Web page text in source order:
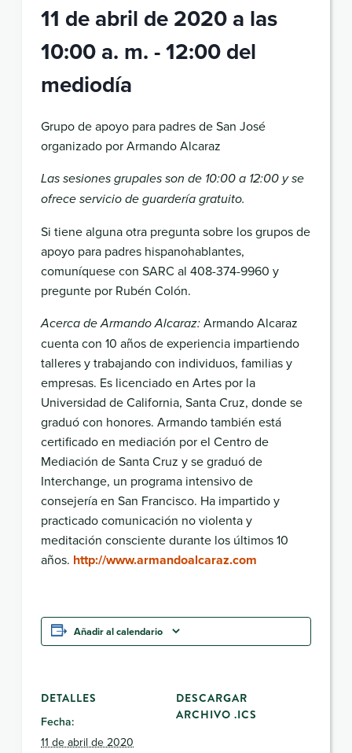
11 de abril de 2020 a las
10:00 a. m. -12:00 del
mediodía
Grupo de apoyo para padres de San José
organizado por Armando Alcaraz
Las sesiones grupales son de 10:00 a 12:00 y se
ofrece servicio de guardería gratuito.
Si tiene alguna otra pregunta sobre los grupos de
apoyo para padres hispanohablantes,
comuníquese con SARC al 408-374-9960 y
pregunte por Rubén Colón.
Acerca de Armando Alcaraz: Armando Alcaraz
cuenta con 10 años de experiencia impartiendo
talleres y trabajando con individuos, familias y
empresas. Es licenciado en Artes por la
Universidad de California, Santa Cruz, donde se
graduó con honores. Armando también está
certificado en mediación por el Centro de
Mediación de Santa Cruz y se graduó de
Interchange, un programa intensivo de
consejería en San Francisco. Ha impartido y
practicado comunicación no violenta y
meditación consciente durante los últimos 10
años. http://www.armandoalcaraz.com
Añadir al calendario
DETALLES
Fecha:
11 de abril de 2020
DESCARGAR
ARCHIVO .ICS